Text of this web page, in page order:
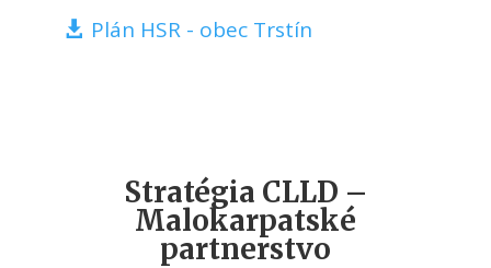
Plán HSR - obec Trstín
Stratégia CLLD –
Malokarpatské
partnerstvo